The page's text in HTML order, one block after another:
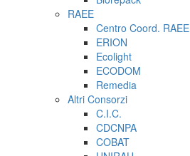
RAEE
Centro Coord. RAEE
ERION
Ecolight
ECODOM
Remedia
Altri Consorzi
C.I.C.
CDCNPA
COBAT